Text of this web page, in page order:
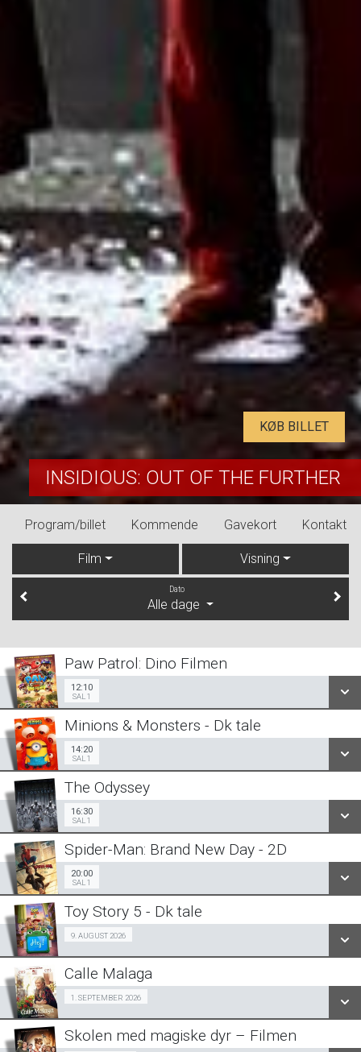
INSIDIOUS: OUT OF THE FURTHER
KØB BILLET
Program/billet Kommende Gavekort Kontakt
Film Visning
Dato
Alle dage
Paw Patrol: Dino Filmen
12:10
SAL 1
Sal 1
SE ALLE DAGE
LÆS MERE
Minions & Monsters - Dk tale
14:20
SAL 1
Sal 1
SE ALLE DAGE
LÆS MERE
The Odyssey
16:30
SAL 1
Sal 1
SE ALLE DAGE
LÆS MERE
Spider-Man: Brand New Day - 2D
20:00
SAL 1
Sal 1
SE ALLE DAGE
LÆS MERE
Toy Story 5 - Dk tale
9. AUGUST 2026
SE ALLE DAGE
LÆS MERE
Calle Malaga
1. SEPTEMBER 2026SeniorBio 01/09
SE ALLE DAGE
Skolen med magiske dyr – Filmen